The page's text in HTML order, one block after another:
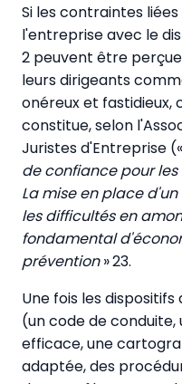
Si les contraintes
l'entreprise avec le
2 peuvent être
leurs dirigeants
onéreux et
constitue, selon
Juristes d'Entreprise («
de confiance pour les
La mise en place
les difficultés en
fondamental
prévention» 23.
Une fois les
(un code de
efficace, une
adaptée, des